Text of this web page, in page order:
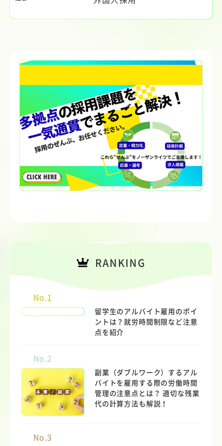
RANKING
No.1
留学生のアルバイト雇用のポイ
ントは？就労時間制限など注意
点を紹介
No.2
副業（ダブルワーク）するアル
バイトを雇用する際の労働時間
管理の注意点とは？ 適切な残業
代の計算方法も解説！
No.3